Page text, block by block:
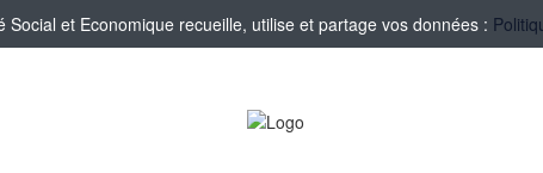
Social et Economique recueille, utilise et partage vos données :